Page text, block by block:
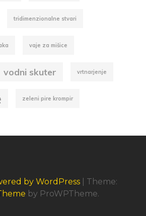
tridimenzionalne stvari
vaje za mišice
vodni skuter vrtnarjenje
zeleni pire krompir
by WordPress
Theme:
by ProWPTheme.